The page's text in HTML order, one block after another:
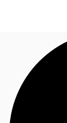
Blog
Données
Appelez